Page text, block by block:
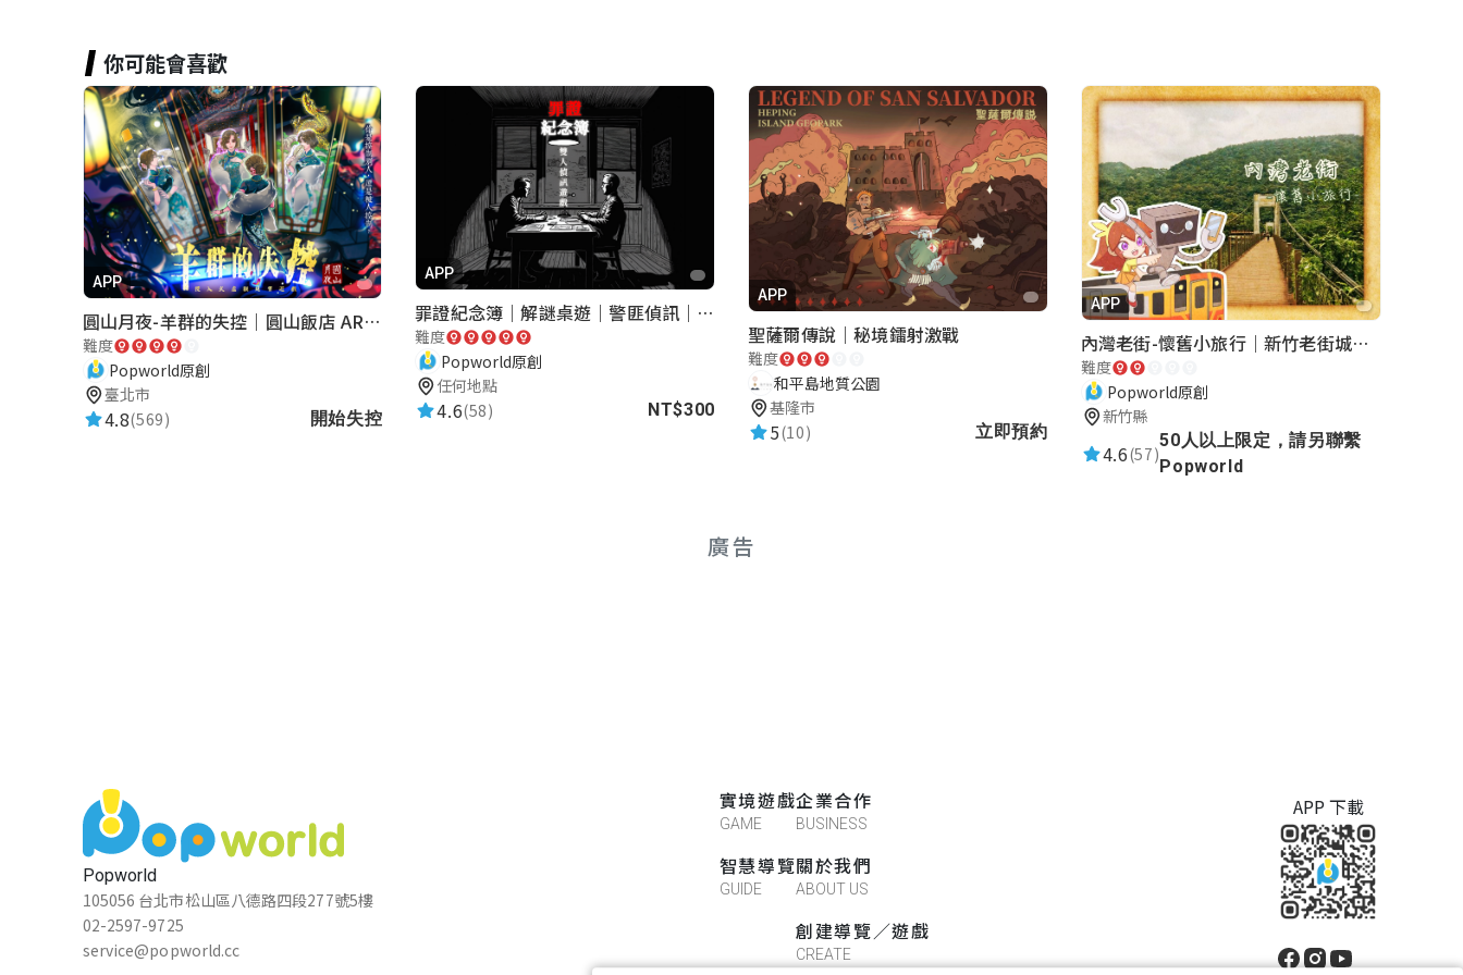
你可能會喜歡
APP
圓山月夜-羊群的失控｜圓山飯店 ARG實境解謎遊戲
難度
Popworld原創
臺北市
4.8(569) 開始失控
APP
罪證紀念簿｜解謎桌遊｜警匪偵訊｜室內遊戲
難度
Popworld原創
任何地點
4.6(58) NT$300
APP
聖薩爾傳說｜秘境鐳射激戰
難度
和平島地質公園
基隆市
5(10) 立即預約
APP
內灣老街-懷舊小旅行｜新竹老街城市解謎
難度
Popworld原創
新竹縣
4.6(57)
50人以上限定，請另聯繫
Popworld
廣告
Popworld
105056 台北市松山區八德路四段277號5樓
02-2597-9725
service@popworld.cc
實境遊戲
GAME
智慧導覽
GUIDE
企業合作
BUSINESS
關於我們
ABOUT US
創建導覽／遊戲
CREATE
APP 下載